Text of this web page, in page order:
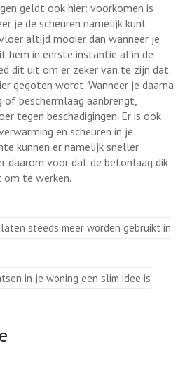
geldt ook hier: voorkomen is
je de scheuren namelijk kunt
altijd mooier dan wanneer je
hem in eerste instantie al in de
dit uit om er zeker van te zijn dat
gegoten wordt. Wanneer je daarna
beschermlaag aanbrengt,
tegen beschadigingen. Er is ook
en scheuren in je
kunnen er namelijk sneller
daarom voor dat de betonlaag dik
om te werken.
steeds meer worden gebruikt in
in je woning een slim idee is